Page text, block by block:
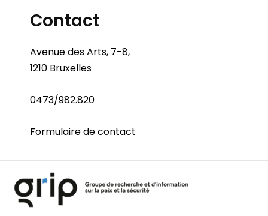
Contact
Avenue des Arts, 7-8,
1210 Bruxelles
0473/982.820
Formulaire de contact